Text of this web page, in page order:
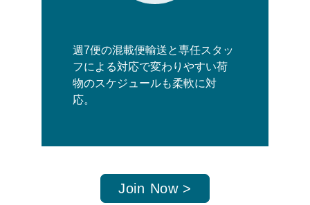
週7便の混載便輸送と専任スタッ
フによる対応で変わりやすい荷
物のスケジュールも柔軟に対
応。
Join Now >